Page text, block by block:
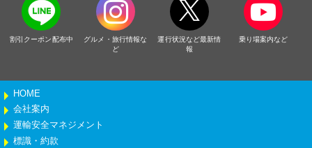
割引クーポン配布中
グルメ・旅行情報な
ど
運行状況など最新情
報
乗り場案内など
HOME
会社案内
運輸安全マネジメント
標識・約款